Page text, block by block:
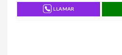
LLAMAR